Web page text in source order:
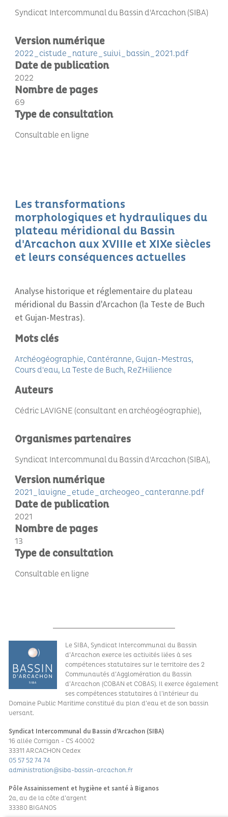
Syndicat Intercommunal du Bassin d'Arcachon (SIBA)
Version numérique
2022_cistude_nature_suivi_bassin_2021.pdf
Date de publication
2022
Nombre de pages
69
Type de consultation
Consultable en ligne
Les transformations
morphologiques et hydrauliques du
plateau méridional du Bassin
d'Arcachon aux XVIIIe et XIXe siècles
et leurs conséquences actuelles
Analyse historique et réglementaire du plateau
méridional du Bassin d'Arcachon (la Teste de Buch
et Gujan-Mestras).
Mots clés
Archéogéographie Cantéranne Gujan-Mestras
Cours d'eau La Teste de Buch ReZHilience
Auteurs
Cédric LAVIGNE (consultant en archéogéographie)
Organismes partenaires
Syndicat Intercommunal du Bassin d'Arcachon (SIBA)
Version numérique
2021_lavigne_etude_archeogeo_canteranne.pdf
Date de publication
2021
Nombre de pages
13
Type de consultation
Consultable en ligne
Le SIBA, Syndicat Intercommunal du Bassin
d’Arcachon exerce les activités liées à ses
compétences statutaires sur le territoire des 2
Communautés d’Agglomération du Bassin
d’Arcachon (COBAN et COBAS). Il exerce également
ses compétences statutaires à l’intérieur du
Domaine Public Maritime constitué du plan d’eau et de son bassin
versant.
Syndicat Intercommunal du Bassin d’Arcachon (SIBA)
16 allée Corrigan - CS 40002
33311 ARCACHON Cedex
05 57 52 74 74
administration@siba-bassin-arcachon.fr
Pôle Assainissement et hygiène et santé à Biganos
2a, av de la côte d’argent
33380 BIGANOS